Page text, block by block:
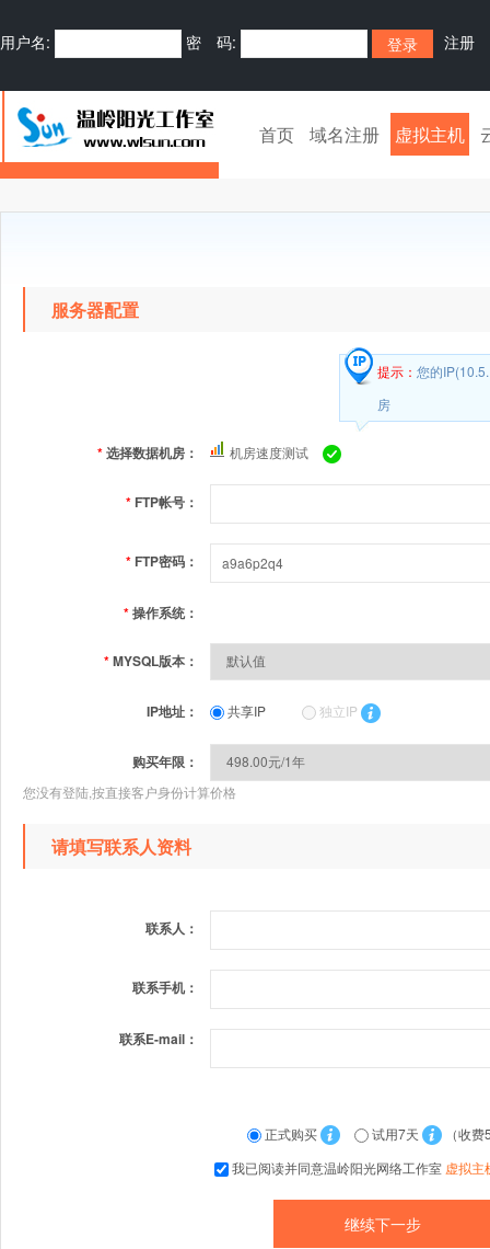
用户名: 密 码: 注册
首页 域名注册 虚拟主机
服务器配置
提示： 您的
房
*选择数据机房： 机房速度测试
* FTP帐号：
* FTP密码：
*操作系统：
*MYSQL版本：
IP地址： 共享IP 独立IP
购买年限：
您没有登陆,按直接客户身份计算价格
请填写联系人资料
联系人：
联系手机：
联系E-mail：
正式购买 试用7天
（收费
我已阅读并同意温岭阳光网络工作室 虚拟主